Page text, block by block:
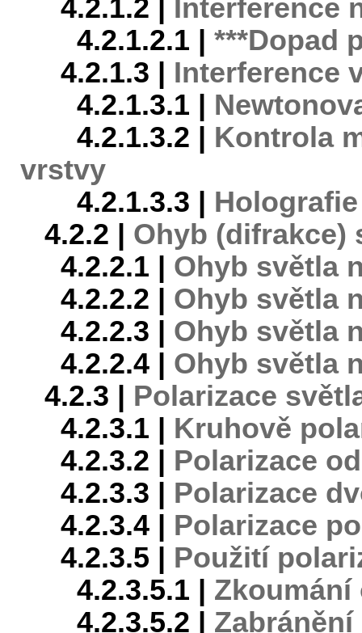
4.2.1.2 | Interference
4.2.1.2.1 | ***Dopad
4.2.1.3 | Interference
4.2.1.3.1 |
4.2.1.3.2 | Kontrola
vrstvy
4.2.1.3.3 | Holografie
4.2.2 | Ohyb (difrakce)
4.2.2.1 | Ohyb světla
4.2.2.2 | Ohyb světla
4.2.2.3 | Ohyb světla
4.2.2.4 | Ohyb světla
4.2.3 | Polarizace
4.2.3.1 | Kruhově
4.2.3.2 | Polarizace
4.2.3.3 | Polarizace
4.2.3.4 | Polarizace
4.2.3.5 | Použití
4.2.3.5.1 |
4.2.3.5.2 |